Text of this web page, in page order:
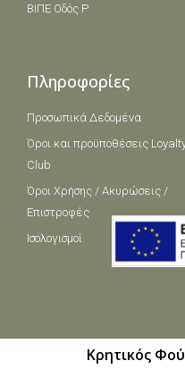
ΒΙΠΕ Οδός Ρ
Πληροφορίες
Προσωπικά Δεδομένα
Όροι και πρoϋποθέσεις
Club
Όροι Χρήσης / Ακυρώσεις /
Επιστροφές
Ισολογισμοί
Κρητικός